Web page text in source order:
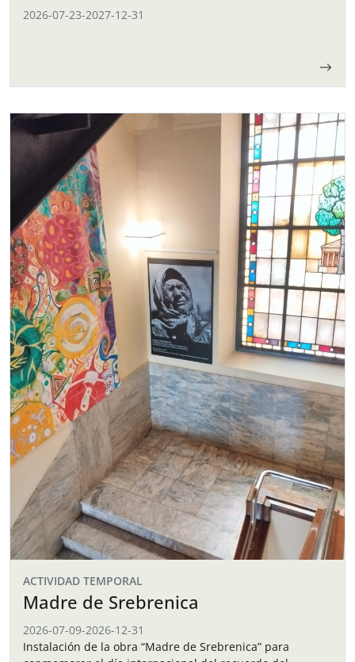
2026-07-23-2027-12-31
ACTIVIDAD TEMPORAL
Madre de Srebrenica
2026-07-09-2026-12-31
Instalación de la obra “Madre de Srebrenica” para